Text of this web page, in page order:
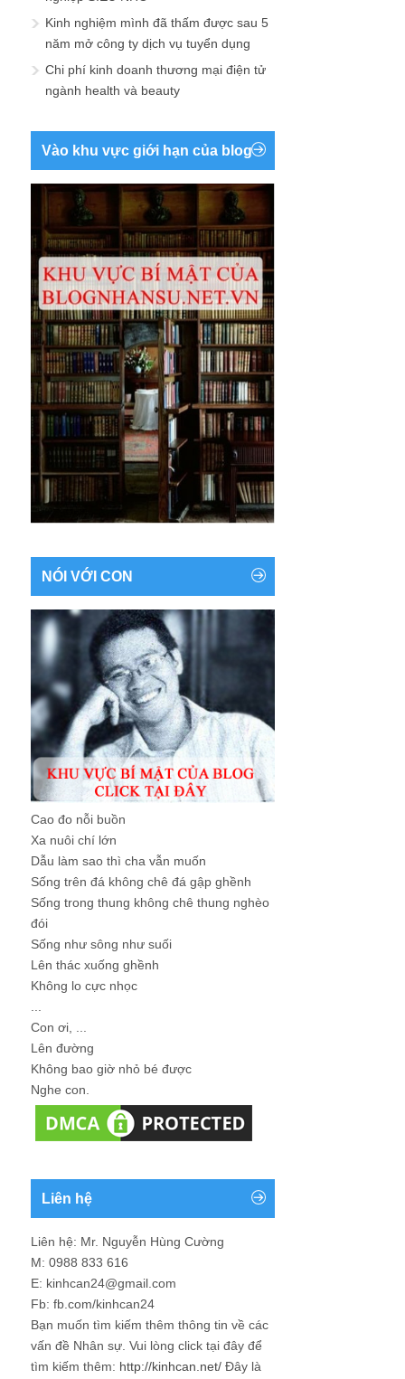
Kinh nghiệm mình đã thấm được sau 5
năm mở công ty dịch vụ tuyển dụng
Chi phí kinh doanh thương mại điện tử
ngành health và beauty
Vào khu vực giới hạn của blog
NÓI VỚI CON
Cao đo nỗi buồn
Xa nuôi chí lớn
Dẫu làm sao thì cha vẫn muốn
Sống trên đá không chê đá gập ghềnh
Sống trong thung không chê thung nghèo
đói
Sống như sông như suối
Lên thác xuống ghềnh
Không lo cực nhọc
Con ơi, ...
Lên đường
Không bao giờ nhỏ bé được
Nghe con.
Liên hệ
Liên hệ: Mr. Nguyễn Hùng Cường
M: 0988 833 616
E: kinhcan24@gmail.com
Fb: fb.com/kinhcan24
Bạn muốn tìm kiếm thêm thông tin về các
vấn đề Nhân sự . Vui lòng click tại đây để
tìm kiếm thêm: http://kinhcan.net/ Đây là